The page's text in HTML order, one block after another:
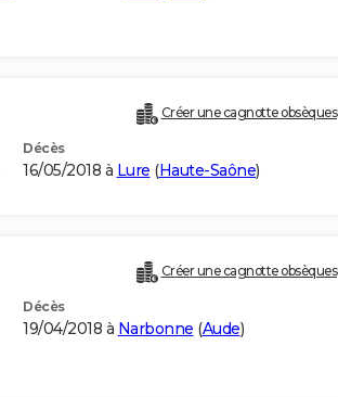
Créer une cagnotte obsèques
Décès
16/05/2018 à Lure (Haute-Saône)
Créer une cagnotte obsèques
Décès
19/04/2018 à Narbonne (Aude)